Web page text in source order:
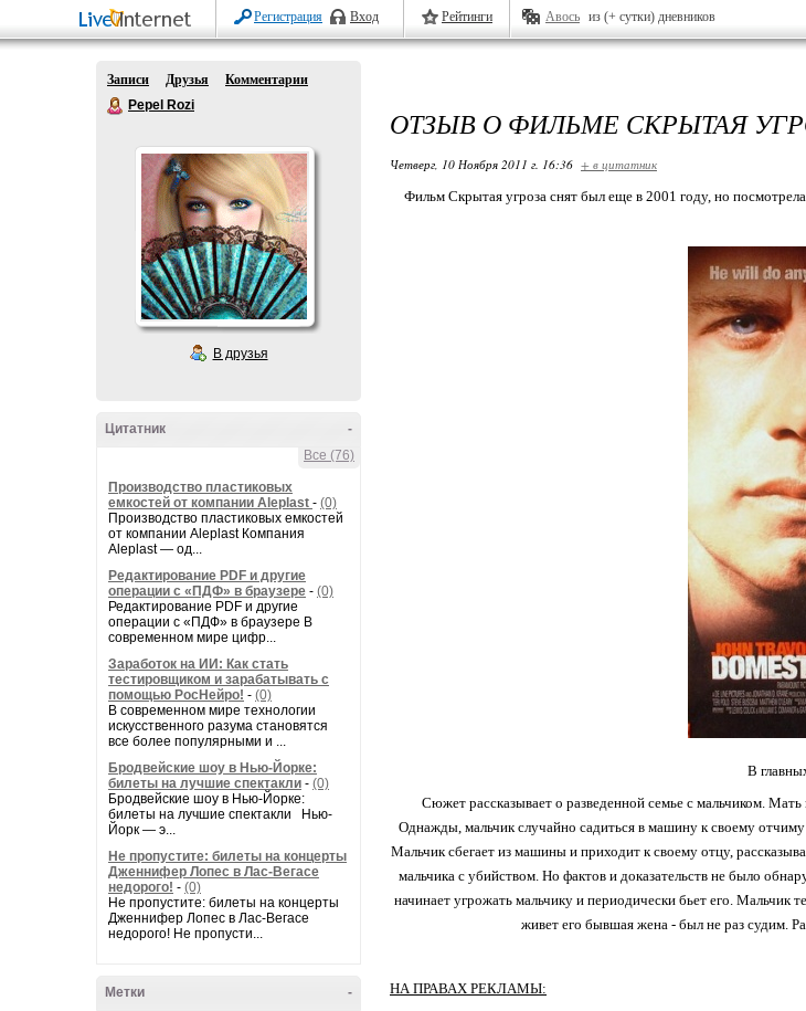
Регистрация Вход Рейтинги Авось из (+ сутки) дневников
Записи Друзья
Комментарии
Pepel Rozi
В друзья
-
Цитатник
Все (76)
Производство пластиковых
емкостей от компании Aleplast - (0)
Производство пластиковых емкостей
от компании Aleplast Компания
Aleplast — од...
Редактирование PDF и другие
операции с «ПДФ» в браузере - (0)
Редактирование PDF и другие
операции с «ПДФ» в браузере В
современном мире цифр...
Заработок на ИИ: Как стать
тестировщиком и зарабатывать с
помощью РосНейро! - (0)
В современном мире технологии
искусственного разума становятся
все более популярными и ...
Бродвейские шоу в Нью-Йорке:
билеты на лучшие спектакли - (0)
Бродвейские шоу в Нью-Йорке:
билеты на лучшие спектакли Нью-
Йорк — э...
Не пропустите: билеты на концерты
Дженнифер Лопес в Лас-Вегасе
недорого! - (0)
Не пропустите: билеты на концерты
Дженнифер Лопес в Лас-Вегасе
недорого! Не пропусти...
-
Метки
ОТЗЫВ О ФИЛЬМЕ СКРЫТАЯ
Четверг, 10 Ноября 2011 г. 16:36 + в цитатник
Фильм Скрытая угроза снят был еще в 2001 году, но
В
Сюжет рассказывает о разведенной семье с мальчиком.
Однажды, мальчик случайно садиться в машину к своему отчиму
Мальчик сбегает из машины и приходит к своему отцу,
мальчика с убийством. Но фактов и доказательств не было
начинает угрожать мальчику и периодически бьет его. Мальчик
живет его бывшая жена - был не раз судим.
НА ПРАВАХ РЕКЛАМЫ: